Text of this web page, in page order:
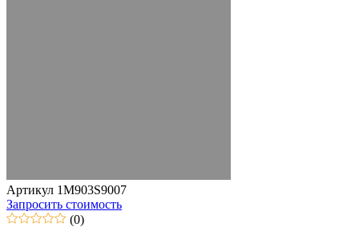
Артикул 1M903S9007
Запросить стоимость
(0)